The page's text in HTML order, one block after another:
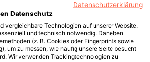
Datenschutzerklärung
Datenschutz
vergleichbare Technologien auf unserer Website.
und technisch notwendig. Daneben
(z. B. Cookies oder Fingerprints sowie
um zu messen, wie häufig unsere Seite besucht
Wir verwenden Trackingtechnologien zu